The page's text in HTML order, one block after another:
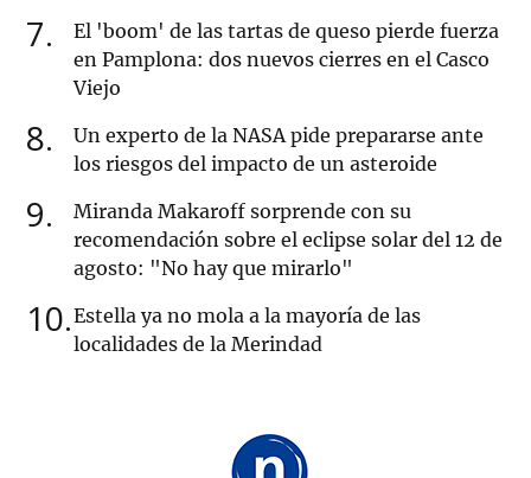
7
El 'boom' de las tartas de queso pierde fuerza
en Pamplona: dos nuevos cierres en el Casco
Viejo
8
Un experto de la NASA pide prepararse ante
los riesgos del impacto de un asteroide
9
Miranda Makaroff sorprende con su
recomendación sobre el eclipse solar del 12 de
agosto: "No hay que mirarlo"
10 Estella ya no mola a la mayoría de las
localidades de la Merindad